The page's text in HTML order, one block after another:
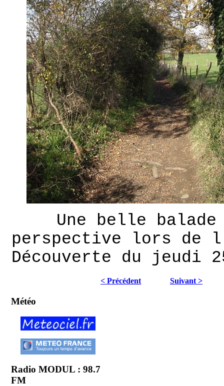
Une belle balade
perspective lors de
Découverte du jeudi
< Précédent Suivant >
Météo
Radio MODUL : 98.7
FM